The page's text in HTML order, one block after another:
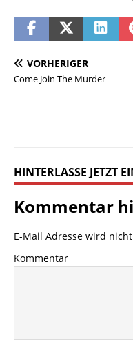
VORHERIGER
Come Join The Murder
HINTERLASSE JETZT
Kommentar
E-Mail Adresse wird
Kommentar